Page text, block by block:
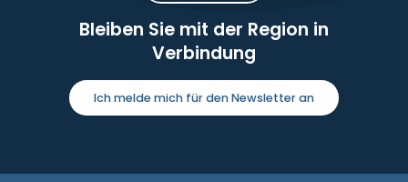
Bleiben Sie mit der Region in
Verbindung
Ich melde mich für den Newsletter an